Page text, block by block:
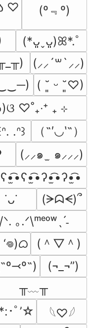
♡ (º﹃º)
(*ᴗ͈ˬᴗ͈)ꕤ*.ﾟ
(⸝⸝´꒳`⸝⸝)
( ˘͈ ᵕ ˘͈♡)
♡˚₊‧⁺ ₊ ⊹
.ᐢ꒱
（˶′◡‵˶）
(⸝⸝๑  ̫ ๑⸝⸝⸝)
˙ᴗ˙
(ᗒᗣᗕ)՞
/ᐠ. ｡.ᐟ\ᵐᵉᵒʷˎˊ˗
(＾▽＾)
(¬_¬”)
╥﹏╥
･ﾟ’☆
𓆩♡𓆪